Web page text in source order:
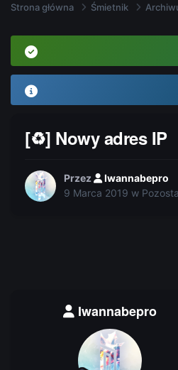
Strona główna Śmietnik
[♻] Nowy adres IP
Przez
Iwannabepro
9 Marca 2019 w
Iwannabepro